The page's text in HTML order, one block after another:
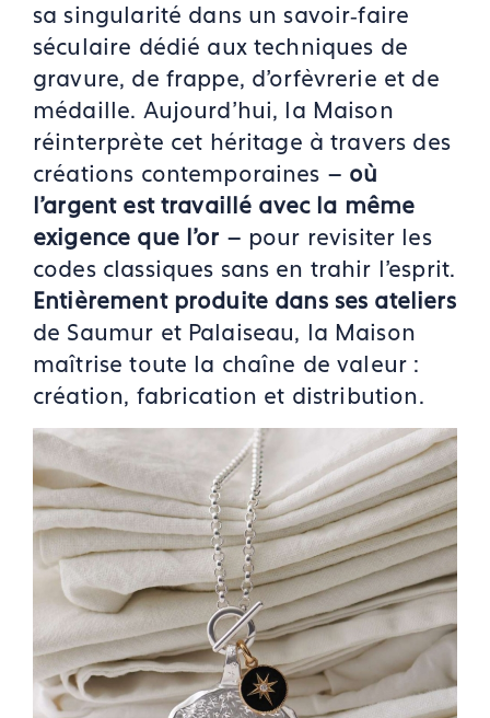
sa singularité dans un savoir‑faire
séculaire dédié aux techniques de
gravure, de frappe, d’orfèvrerie et de
médaille. Aujourd’hui, la Maison
réinterprète cet héritage à travers des
créations contemporaines – où
l’argent est travaillé avec la même
exigence que l’or – pour revisiter les
codes classiques sans en trahir l’esprit.
Entièrement produite dans ses ateliers
de Saumur et Palaiseau, la Maison
maîtrise toute la chaîne de valeur :
création, fabrication et distribution.